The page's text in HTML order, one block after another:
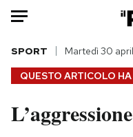
HOME
Italia
QUESTO ARTICOLO HA
SPORT Martedì 30